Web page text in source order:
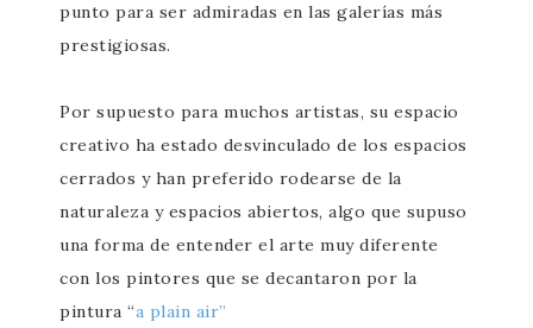
punto para ser admiradas en las galerías más
prestigiosas.
Por supuesto para muchos artistas, su espacio
creativo ha estado desvinculado de los espacios
cerrados y han preferido rodearse de la
naturaleza y espacios abiertos, algo que supuso
una forma de entender el arte muy diferente
con los pintores que se decantaron por la
pintura “a plain air”